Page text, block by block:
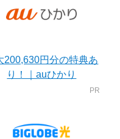
200,630円分の特典あ
り！｜auひかり